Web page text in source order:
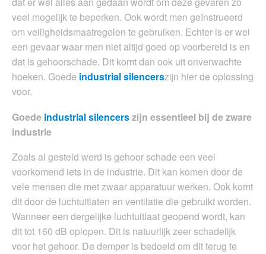
veel mogelijk te beperken. Ook wordt men geïnstrueerd
om veiligheidsmaatregelen te gebruiken. Echter is er wel
een gevaar waar men niet altijd goed op voorbereid is en
dat is gehoorschade. Dit komt dan ook uit onverwachte
hoeken. Goede industrial silencerszijn hier de oplossing
voor.
Goede industrial silencerszijn essentieel bij de zware
industrie
Zoals al gesteld werd is gehoor schade een veel
voorkomend iets in de industrie. Dit kan komen door de
vele mensen die met zwaar apparatuur werken. Ook komt
dit door de luchtuitlaten en ventilatie die gebruikt worden.
Wanneer een dergelijke luchtuitlaat geopend wordt, kan
dit tot 160 dB oplopen. Dit is natuurlijk zeer schadelijk
voor het gehoor. De demper is bedoeld om dit terug te